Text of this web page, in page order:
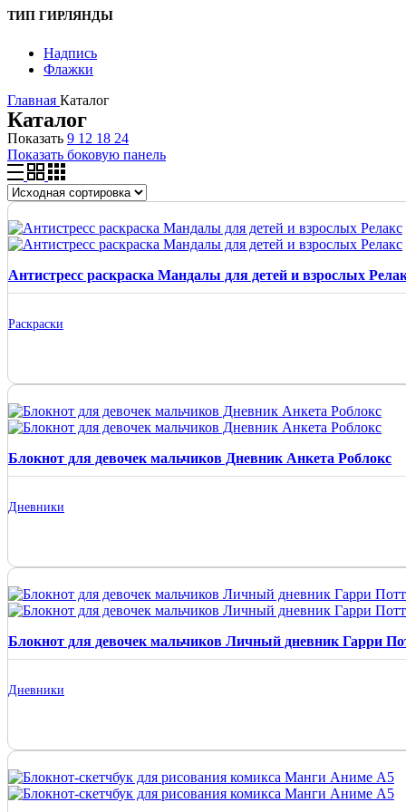
ТИП ГИРЛЯНДЫ
Надпись
Флажки
Главная Каталог
Каталог
Показать 9 12 18 24
Показать боковую панель
Антистресс раскраска Мандалы для детей и взрослых
Раскраски
Блокнот для девочек мальчиков Дневник Анкета Роблокс
Дневники
Блокнот для девочек мальчиков Личный дневник Гарри
Дневники